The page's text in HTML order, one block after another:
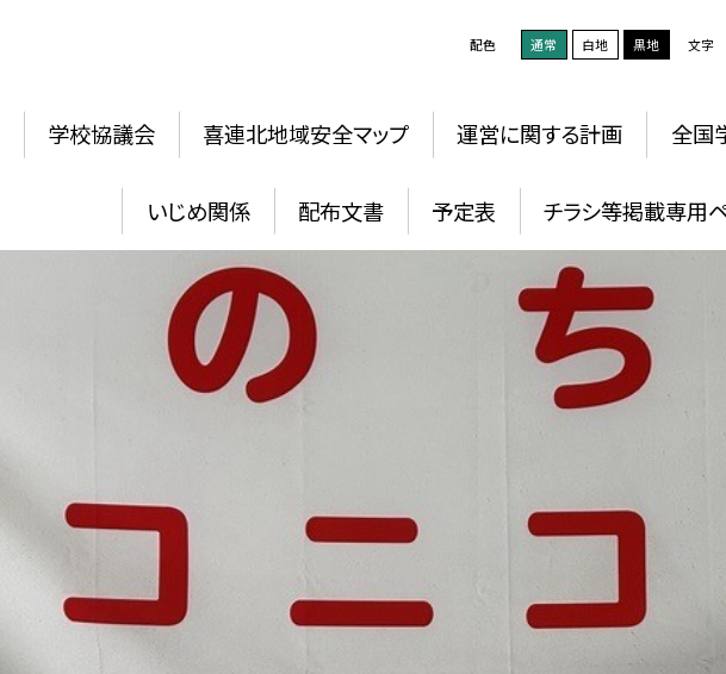
配色 通常 白地 黒地 文字
学校協議会 喜連北地域安全マップ 運営に関する計画 全国
いじめ関係 配布文書 予定表 チラシ等掲載専用